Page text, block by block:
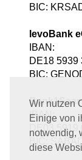
Wir nutzen
Einige von
notwendig,
diese
BIC:
levoBank
IBAN:
DE18 5939
BIC:
Bank1Saar
IBAN:
DE03 5919
BIC: